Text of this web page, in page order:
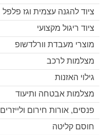
ציוד להגנה עצמית וגז פלפל
ציוד ריגול מקצועי
מוצרי מעבדת וורלדשופ
מצלמות לרכב
גילוי האזנות
מצלמות אבטחה ותיעוד
פנסים, אורות חירום ולייזרים
חוסם קליטה